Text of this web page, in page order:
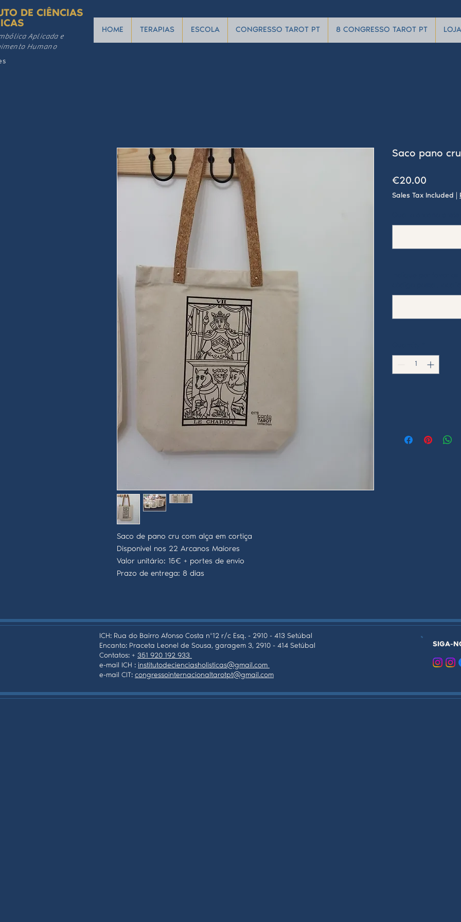
DE CIÊNCIAS
Aplicada e
Humano
HOME TERAPIAS ESCOLA CONGRESSO TAROT PT 8 CONGRESSO TAROT PT LOJA
Saco de pano cru com alça em cortiça
Disponivel nos 22 Arcanos Maiores
Valor unitário: 15€ + portes de envio
Prazo de entrega: 8 dias
Saco pano
€20.00
Sales Tax Included
ICH: Rua do Bairro Afonso Costa nº12 r/c Esq. - 2910 - 413 Setúbal
Encanto: Praceta Leonel de Sousa, garagem 3, 2910 - 414 Setúbal
Contatos: + 351 920 192 933
e-mail ICH : institutodecienciasholisticas@gmail.com
e-mail CIT: congressointernacionaltarotpt@gmail.com
SIGA-